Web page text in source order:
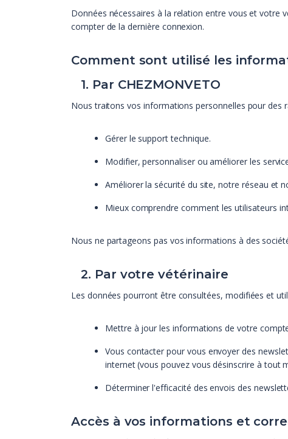
Données nécessaires à la relation entre vous et votre
compter de la dernière connexion.
Comment sont utilisé les
1. Par CHEZMONVETO
Nous traitons vos informations personnelles pour des
Gérer le support technique.
Modifier, personnaliser ou améliorer les
Améliorer la sécurité du site, notre réseau et
Mieux comprendre comment les utilisateurs
Nous ne partageons pas vos informations à des
2. Par votre vétérinaire
Les données pourront être consultées, modifiées et
Mettre à jour les informations de votre
Vous contacter pour vous envoyer des
internet (vous pouvez vous désinscrire à tout
Déterminer l'efficacité des envois des
Accès à vos informations et